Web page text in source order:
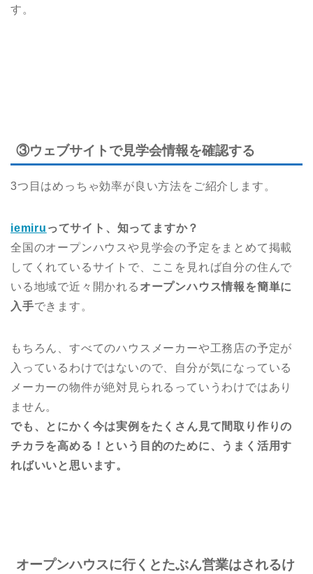
す。
③ウェブサイトで見学会情報を確認する
3つ目はめっちゃ効率が良い方法をご紹介します。
iemiru ってサイト、知ってますか？
全国のオープンハウスや見学会の予定をまとめて掲載
してくれているサイトで、ここを見れば自分の住んで
いる地域で近々開かれる オープンハウス情報を簡単に
入手できます。
もちろん、すべてのハウスメーカーや工務店の予定が
入っているわけではないので、自分が気になっている
メーカーの物件が絶対見られるっていうわけではあり
ません。
でも、とにかく今は実例をたくさん見て間取り作りの
チカラを高める！という目的のために、うまく活用す
ればいいと思います。
オープンハウスに行くとたぶん営業はされるけ